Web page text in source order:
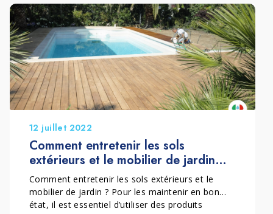
facilement sur ces éléments. Les volets en bois
jouent un rôle clé dans la protection et
l’esthétique de la maison. Cependant, ils sont
très exposés et nécessitent donc un entretien
régulier.
12 juillet 2022
Comment entretenir les sols
extérieurs et le mobilier de jardin
soi-même
Comment entretenir les sols extérieurs et le
mobilier de jardin ? Pour les maintenir en bon
état, il est essentiel d’utiliser des produits